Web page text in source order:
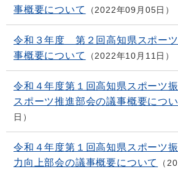
事概要について
2022年09月05日
令和３年度 第２回高知県スポー
事概要について
2022年10月11日
令和４年度第１回高知県スポーツ
スポーツ推進部会の議事概要につ
日
令和４年度第１回高知県スポーツ
力向上部会の議事概要について